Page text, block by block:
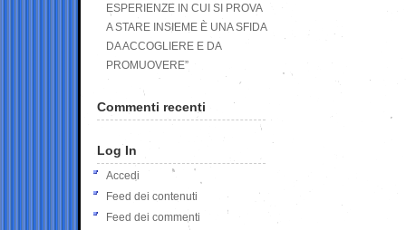
ESPERIENZE IN CUI SI PROVA
A STARE INSIEME È UNA SFIDA
DA ACCOGLIERE E DA
PROMUOVERE”
Commenti recenti
Log In
Accedi
Feed dei contenuti
Feed dei commenti